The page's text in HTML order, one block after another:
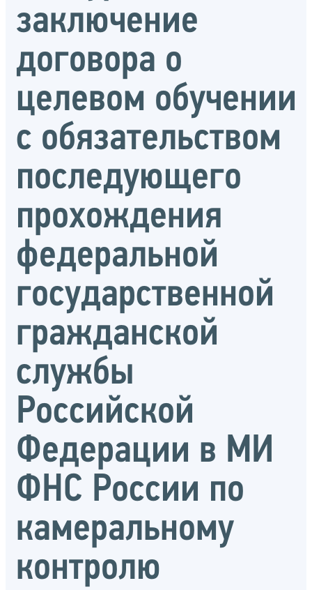
заключение
договора о
целевом обучении
с обязательством
последующего
прохождения
федеральной
государственной
гражданской
службы
Российской
Федерации в МИ
ФНС России по
камеральному
контролю